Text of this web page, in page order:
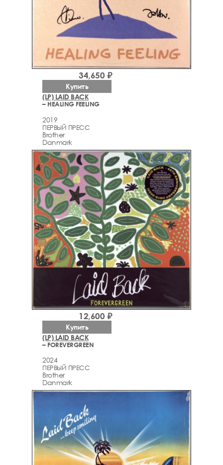
(LP) LAID BACK
– HEALING FEELING
2019
ПЕРВЫЙ ПРЕСС
Brother
Danmark
34,650 ₽
Купить
(LP) LAID BACK
– FOREVERGREEN
2024
ПЕРВЫЙ ПРЕСС
Brother
Danmark
12,600 ₽
Купить